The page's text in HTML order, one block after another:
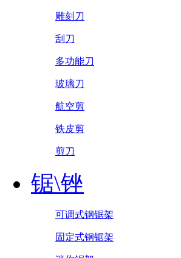
雕刻刀
刮刀
多功能刀
玻璃刀
航空剪
铁皮剪
剪刀
锯\锉
可调式钢锯架
固定式钢锯架